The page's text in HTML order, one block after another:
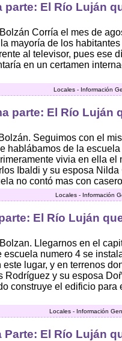
parte: El Río Luján
Corría el mes de
mayoría de los
al televisor, pues ese
en un certamen
Locales - Información
parte: El Río Luján
Seguimos con el
hablábamos de la
vivia en ella el
Ibaldi y su esposa
no contó mas con
Locales - Información
El Río Luján
Llegarnos en el
escuela numero 4 se
lugar, y en terrenos
Rodríguez y su esposa
construye el edificio
Locales - Información
Parte: El Río Luján